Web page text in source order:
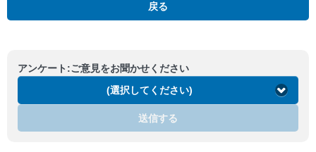
戻る
アンケート:ご意見をお聞かせください
(選択してください)
送信する